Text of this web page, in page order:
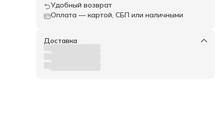
Удобный возврат
Оплата — картой, СБП или наличными
Доставка